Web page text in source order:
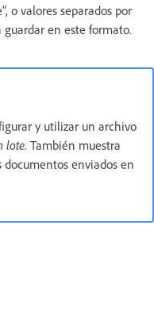
o valores separados por
guardar en este formato.
y utilizar un archivo
lote. También muestra
enviados en